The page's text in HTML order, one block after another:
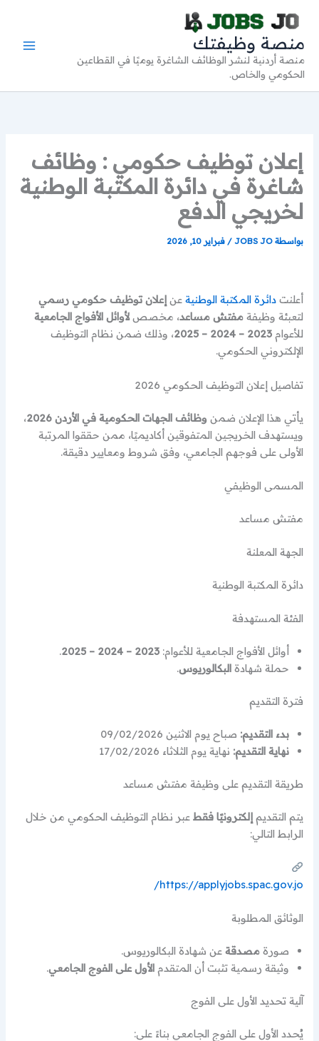
المحتوى
منصة وظيفتك
منصة أردنية لنشر الوظائف الشاغرة يوميًا في القطاعين
الحكومي والخاص.
إعلان توظيف حكومي : وظائف
شاغرة في دائرة المكتبة الوطنية
لخريجي الدفع
بواسطة JOBS JO
/فبراير 10, 2026
أعلنتدائرة المكتبة الوطنية عنإعلان توظيف حكومي رسمي
لتعبئة وظيفةمفتش مساعد، مخصصلأوائل الأفواج الجامعية
للأعوام2023 – 2024 – 2025
، وذلك ضمن نظام التوظيف
الإلكتروني الحكومي.
تفاصيل إعلان التوظيف الحكومي 2026
يأتي هذا الإعلان ضمنوظائف الجهات الحكومية في الأردن 2026
،
ويستهدف الخريجين المتفوقين أكاديميًا، ممن حققوا المرتبة
الأولى على فوجهم الجامعي، وفق شروط ومعايير دقيقة.
المسمى الوظيفي
مفتش مساعد
الجهة المعلنة
دائرة المكتبة الوطنية
الفئة المستهدفة
أوائل الأفواج الجامعية للأعوام:2023 – 2024 – 2025
.
حملة شهادةالبكالوريوس.
فترة التقديم
بدء التقديم: صباح يوم الاثنين 09/02/2026
نهاية التقديم: نهاية يوم الثلاثاء 17/02/2026
طريقة التقديم على وظيفة مفتش مساعد
يتم التقديمإلكترونيًا فقط عبر نظام التوظيف الحكومي من خلال
الرابط التالي:
https://applyjobs.spac.gov.jo/
الوثائق المطلوبة
صورةمصدقة عن شهادة البكالوريوس.
وثيقة رسمية تثبت أن المتقدمالأول على الفوج الجامعي.
آلية تحديد الأول على الفوج
يُحدد الأول على الفوج الجامعي بناءً على: